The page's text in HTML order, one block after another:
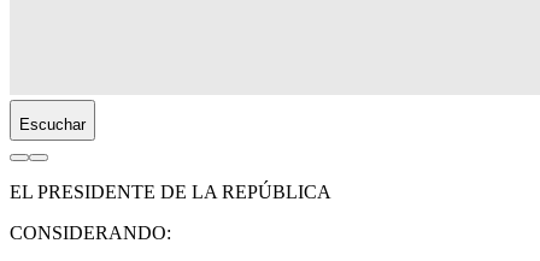
Escuchar
EL PRESIDENTE DE LA REPÚBLICA
CONSIDERANDO: